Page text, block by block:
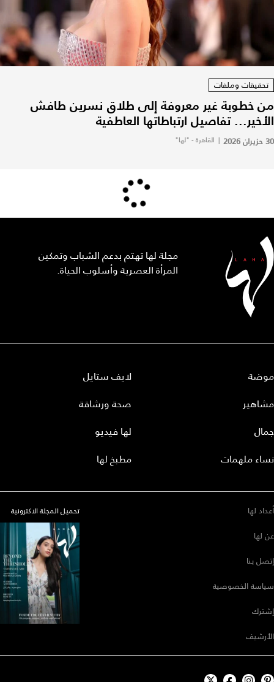
تحقيقات وملفات
من خطوبة غير معروفة إلى طلاق نسرين طافش
الأخير... تفاصيل ارتباطاتها العاطفية
30 حزيران 2026 | القاهرة - "لها"
مجلة لها تهتم بدعم الشباب وتمكين
المرأة العصرية وأسلوب الحياة.
موضة
مشاهير
جمال
نساء ملهمات
لايف ستايل
صحة ورشاقة
لها فيديو
مطبخ لها
أعداد لها
عن لها
إتصل بنا
سياسة الخصوصية
إشترك
الأرشيف
تحميل المجلة الاكترونية